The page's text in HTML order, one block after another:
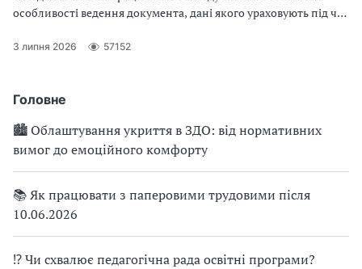
Головне
🏙 Облаштування укриття в ЗДО: від нормативних
вимог до емоційного комфорту
📚 Як працювати з паперовими трудовими після
10.06.2026
⁉ Чи схвалює педагогічна рада освітні програми?
особливості ведення документа, дані якого ураховують під час
статистичних спостережень
3 липня 2026 57152